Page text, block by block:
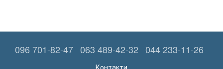
096 701-82-47 063 489-42-32 044 233-11-26
Контакти